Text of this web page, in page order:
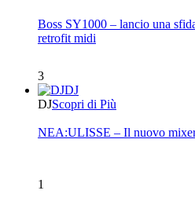
Boss SY1000 – lancio una
retrofit midi
3
DJ
DJScopri di Più
NEA:ULISSE – Il nuovo
1